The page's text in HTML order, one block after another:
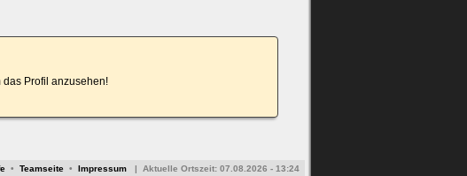
Profil anzusehen!
• Teamseite • Impressum | Aktuelle Ortszeit: 07.08.2026 - 13:24